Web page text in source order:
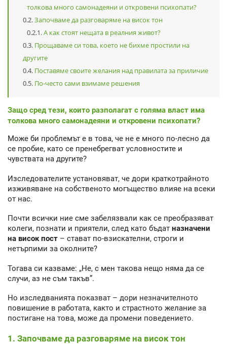
толкова много самонадеяни и откровени психопати?
Започваме да разговаряме на висок тон
А как стоят нещата в реалния живот?
Прощаваме си това, което не бихме простили на
другите
Поставяме своите желания над правилата за приличие
По-често сами взимаме решения
Защо сред тези, които разполагат с голяма власт има
толкова много самонадеяни и откровени психопати?
Може би проблемът е в това, че не е много по-лесно да
се пробие, като се пренебрегват условностите и
чувствата на другите?
Изследователите установяват, че дори краткотрайното
изживяване на собственото могъщество влияе на всеки
от нас.
Почти всички ние сме забелязвали как се преобразяват
колеги, познати и приятели, след като бъдат назначени
на висок пост – стават по-взискателни, строги и
нетърпими за околните?
Тогава си казваме: „Не, с мен такова нещо няма да се
случи, аз не съм такъв”.
Но изследванията показват – дори незначителното
повишение в работата, както и страстното желание за
постигане на това, може да промени поведението.
1. Започваме да разговаряме на висок тон